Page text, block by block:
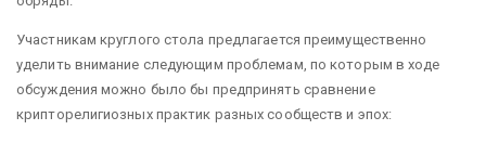
Участникам круглого стола предлагается преимущественно
уделить внимание следующим проблемам, по которым в ходе
обсуждения можно было бы предпринять сравнение
крипторелигиозных практик разных сообществ и эпох: